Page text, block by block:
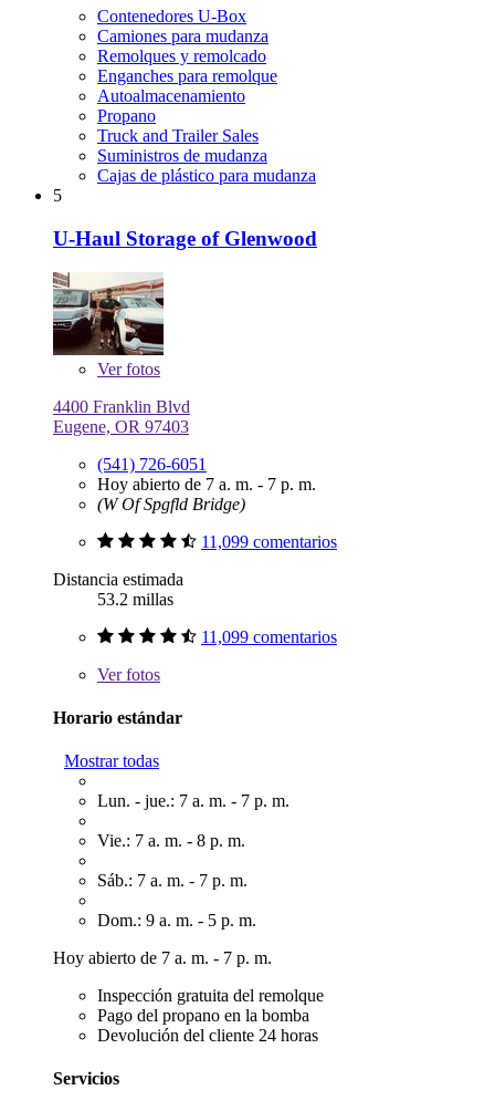
Contenedores U-Box
Camiones para mudanza
Remolques y remolcado
Enganches para remolque
Autoalmacenamiento
Propano
Truck and Trailer Sales
Suministros de mudanza
Cajas de plástico para mudanza
5
U-Haul Storage of Glenwood
Verfotos
4400 Franklin Blvd
Eugene, OR 97403
(541) 726-6051
Hoy abierto de 7 a. m. - 7 p. m.
(W Of Spgfld Bridge)
11,099 comentarios
Distancia estimada
53.2 millas
11,099 comentarios
Verfotos
Horario estándar
Mostrar todas
Lun. - jue.: 7 a. m. - 7 p. m.
Vie.: 7 a. m. - 8 p. m.
Sáb.: 7 a. m. - 7 p. m.
Dom.: 9 a. m. - 5 p. m.
Hoy abierto de 7 a. m. - 7 p. m.
Inspección gratuita del remolque
Pago del propano en la bomba
Devolución del cliente 24 horas
Servicios